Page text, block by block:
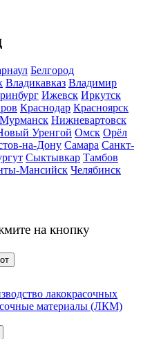
Белгород
Владикавказ Владимир
Ижевск Иркутск
Краснодар Красноярск
Мурманск Нижневартовск
Уренгой Омск Орёл
на-Дону Самара Санкт-
Сыктывкар Тамбов
Мансийск Челябинск
на кнопку